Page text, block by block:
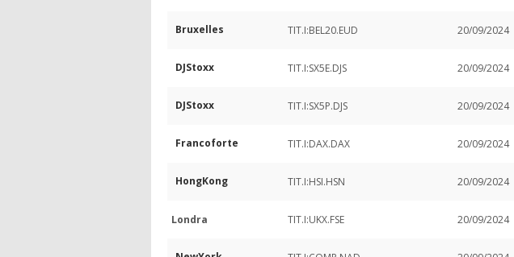
Bruxelles TIT.I:BEL20.EUD 20/09/2024
DJStoxx TIT.I:SX5E.DJS 20/09/2024
DJStoxx TIT.I:SX5P.DJS 20/09/2024
Francoforte TIT.I:DAX.DAX 20/09/2024
HongKong TIT.I:HSI.HSN 20/09/2024
Londra TIT.I:UKX.FSE 20/09/2024